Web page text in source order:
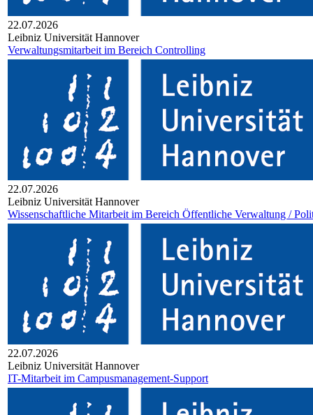
22.07.2026
Leib­niz Uni­ver­si­tät Han­no­ver
Verwaltungsmitarbeit im Bereich Controlling
22.07.2026
Leib­niz Uni­ver­si­tät Han­no­ver
Wissenschaftliche Mitarbeit im Bereich Öffentliche Verwaltung /
22.07.2026
Leib­niz Uni­ver­si­tät Han­no­ver
IT-Mitarbeit im Campusmanagement-Support